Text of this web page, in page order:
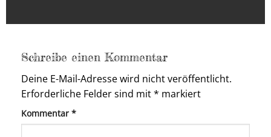
Schreibe einen Kommentar
Deine E-Mail-Adresse wird nicht veröffentlicht.
Erforderliche Felder sind mit* markiert
Kommentar *